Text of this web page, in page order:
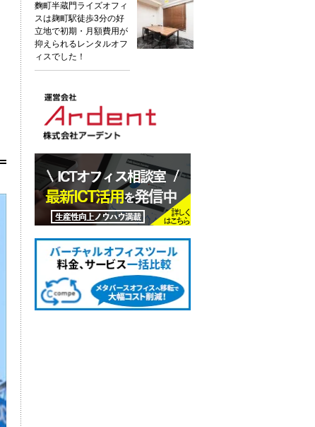
麴町半蔵門ライズオフィ
スは麹町駅徒歩3分の好
立地で初期・月額費用が
抑えられるレンタルオフ
ィスでした！